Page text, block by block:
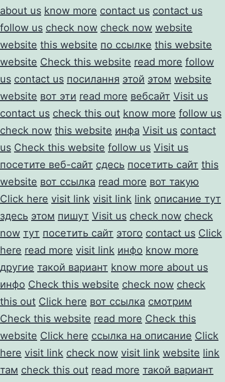
about us know more contact us contact us
follow us check now check now website
website this website по ссылке this website
website Check this website read more follow
us contact us посилання этой этом website
website вот эти read more вебсайт Visit us
contact us check this out know more follow us
check now this website инфа Visit us contact
us Check this website follow us Visit us
посетите веб-сайт сдесь посетить сайт this
website вот ссылка read more вот такую
Click here visit link visit link link описание тут
здесь этом пишут Visit us check now check
now тут посетить сайт этого contact us Click
here read more visit link инфо know more
другие такой вариант know more about us
инфо Check this website check now check
this out Click here вот ссылка смотрим
Check this website read more Check this
website Click here ссылка на описание Click
here visit link check now visit link website link
там check this out read more такой вариант